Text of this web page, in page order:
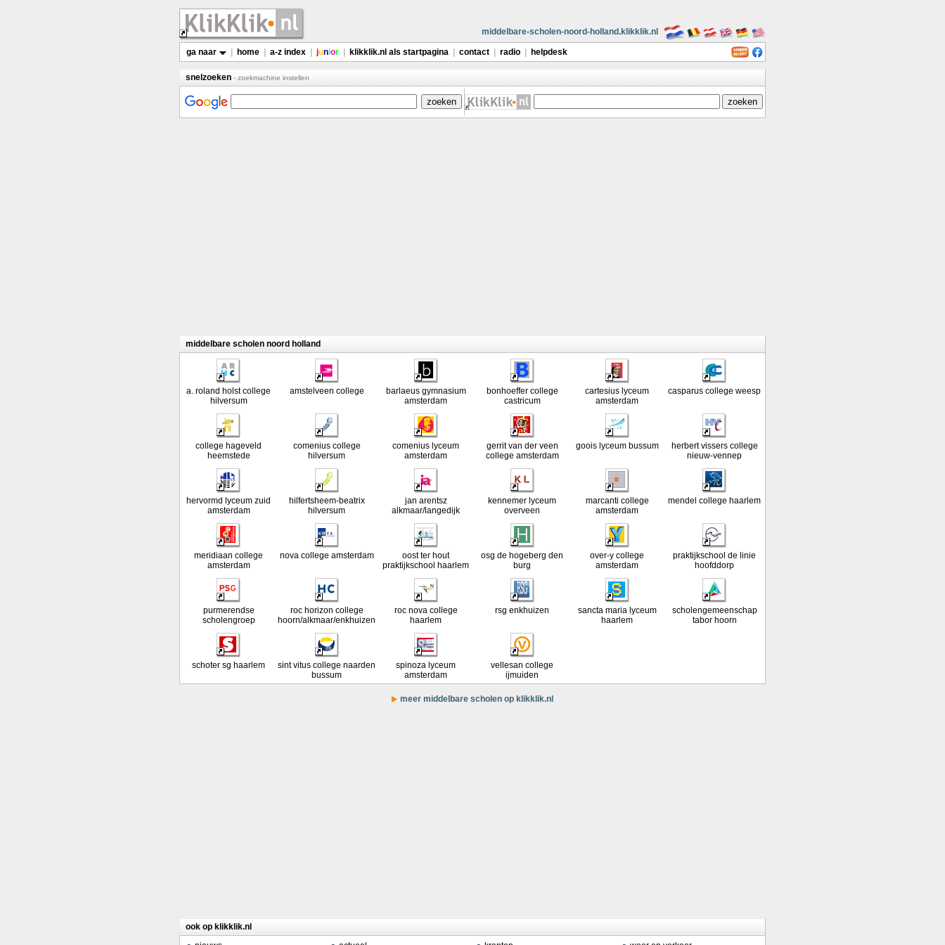
middelbare-scholen-noord-holland.klikklik.nl
ga naar home a-z index junior klikklik.nl als startpagina contact radio helpdesk
snelzoeken - zoekmachine instellen
middelbare scholen noord holland
a. roland holst college
hilversum
amstelveen college
barlaeus gymnasium
amsterdam
bonhoeffer college
castricum
cartesius lyceum
amsterdam
casparus college weesp
college hageveld
heemstede
comenius college
hilversum
comenius lyceum
amsterdam
gerrit van der veen
college amsterdam
goois lyceum bussum
herbert vissers college
nieuw-vennep
hervormd lyceum zuid
amsterdam
hilfertsheem-beatrix
hilversum
jan arentsz
alkmaar/langedijk
kennemer lyceum
overveen
marcanti college
amsterdam
mendel college haarlem
meridiaan college
amsterdam
nova college amsterdam
oost ter hout
praktijkschool haarlem
osg de hogeberg den
burg
over-y college
amsterdam
praktijkschool de linie
hoofddorp
purmerendse
scholengroep
roc horizon college
hoorn/alkmaar/enkhuizen
roc nova college
haarlem
rsg enkhuizen
sancta maria lyceum
haarlem
scholengemeenschap
tabor hoorn
schoter sg haarlem
sint vitus college naarden
bussum
spinoza lyceum
amsterdam
vellesan college
ijmuiden
meer middelbare scholen op klikklik.nl
ook op klikklik.nl